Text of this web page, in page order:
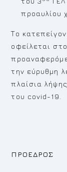
προαυλίου
Το
οφείλεται
την εύρυθμη
πλαίσια
του covid-19.
Ο
ΠΡΟΕΔΡΟΣ